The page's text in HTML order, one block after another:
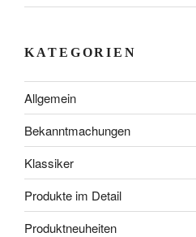
KATEGORIEN
Allgemein
Bekanntmachungen
Klassiker
Produkte im Detail
Produktneuheiten